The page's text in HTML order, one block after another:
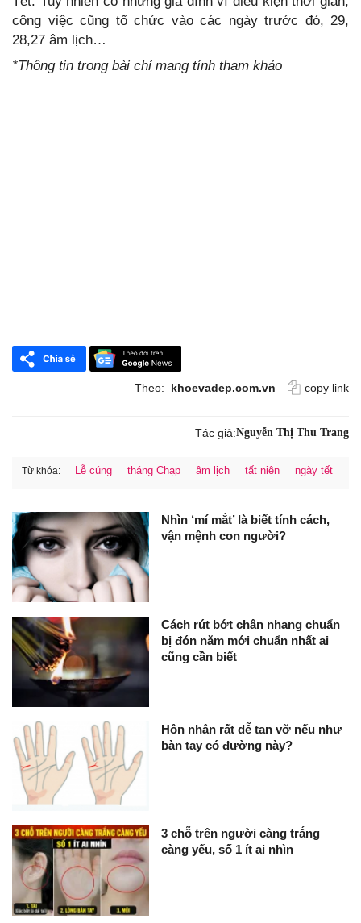
công việc cũng tổ chức vào các ngày trước đó, 29,
28,27 âm lịch…
*Thông tin trong bài chỉ mang tính tham khảo
Theo: khoevadep.com.vn copy link
Tác giả:Nguyễn Thị Thu Trang
Từ khóa: Lễ cúng tháng Chạp âm lịch tất niên ngày tết
Nhìn ‘mí mắt’ là biết tính cách,
vận mệnh con người?
Cách rút bớt chân nhang chuẩn
bị đón năm mới chuẩn nhất ai
cũng cần biết
Hôn nhân rất dễ tan vỡ nếu như
bàn tay có đường này?
3 chỗ trên người càng trắng
càng yếu, số 1 ít ai nhìn